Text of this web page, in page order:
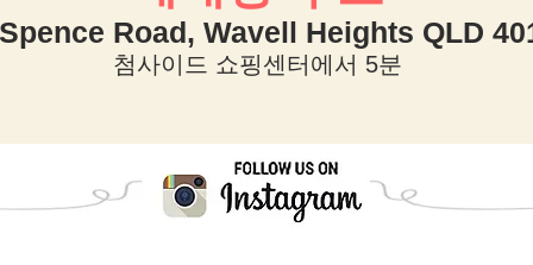
Road, Wavell Heights QLD
첨사이드 쇼핑센터에서 5분